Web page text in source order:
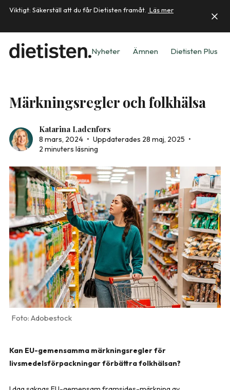
Viktigt: Säkerställ att du får Dietisten framåt. Läs mer
Nyheter Ämnen Dietisten Plus
Märkningsregler och folkhälsa
Katarina Ladenfors
8 mars, 2024 • Uppdaterades 28 maj, 2025 •
2 minuters läsning
Adobestock
Kan EU-gemensamma märkningsregler för
livsmedelsförpackningar förbättra folkhälsan?